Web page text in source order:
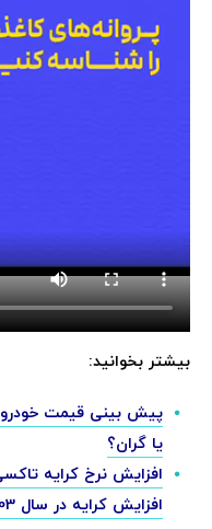
بیشتر بخوانید:
پیش بینی قیمت خودرو
یا گران؟
افزایش کرایه در سال 1403